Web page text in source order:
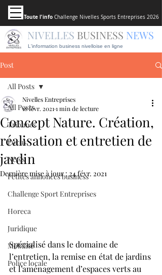
Toute l'info Challenge Nivelles Sports Entreprises 2026
L'information business nivelloise en ligne
NIVELLES BUSINESS NEWS
Post
All Posts
Tribunes
Focus
News
Petites annonces business
Challenge Sport Entreprises
Horeca
Juridique
Mobilité
Police locale
All Posts
Concept Nature. Création,
réalisation et entretien de
jardin
Nivelles Entreprises
18 févr. 2021 1 min de lecture
Dernière mise à jour :24 févr. 2021
Spécialisé dans le domaine de
l’entretien, la remise en état de jardins
et l’aménagement d’espaces verts au